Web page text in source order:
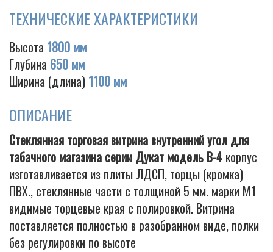
Cigarette
ТЕХНИЧЕСКИЕ ХАРАКТЕРИСТИКИ
Высота 1800 мм
Глубина 650 мм
Ширина (длина) 1100 мм
ОПИСАНИЕ
Стеклянная торговая витрина внутренний угол для
табачного магазина серии Дукат модель В-4 корпус
изготавливается из плиты ЛДСП, торцы (кромка)
ПВХ., стеклянные части с толщиной 5 мм. марки М1
видимые торцевые края с полировкой. Витрина
поставляется полностью в разобранном виде, полки
без регулировки по высоте